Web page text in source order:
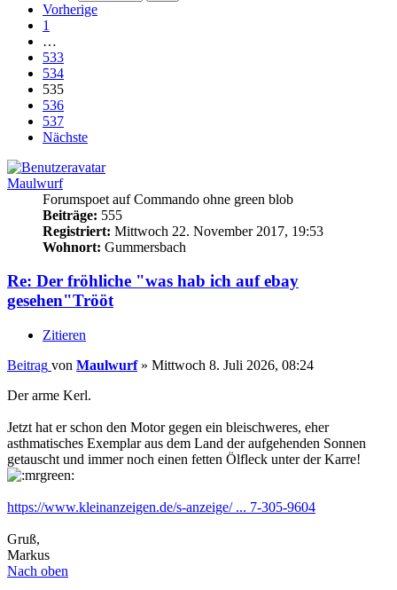
Vorherige
1
…
533
534
535
536
537
Nächste
Maulwurf
Forumspoet auf Commando ohne green blob
Beiträge: 555
Registriert: Mittwoch 22. November 2017, 19:53
Wohnort: Gummersbach
Re: Der fröhliche "was hab ich auf ebay
gesehen"Trööt
Zitieren
Beitrag von Maulwurf» Mittwoch 8. Juli 2026, 08:24
Der arme Kerl.
Jetzt hat er schon den Motor gegen ein bleischweres, eher
asthmatisches Exemplar aus dem Land der aufgehenden Sonnen
getauscht und immer noch einen fetten Ölfleck unter der Karre!
https://www.kleinanzeigen.de/s-anzeige/ ... 7-305-9604
Gruß,
Markus
Nach oben